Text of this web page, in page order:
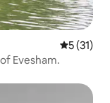
5 (31)
Evesham.